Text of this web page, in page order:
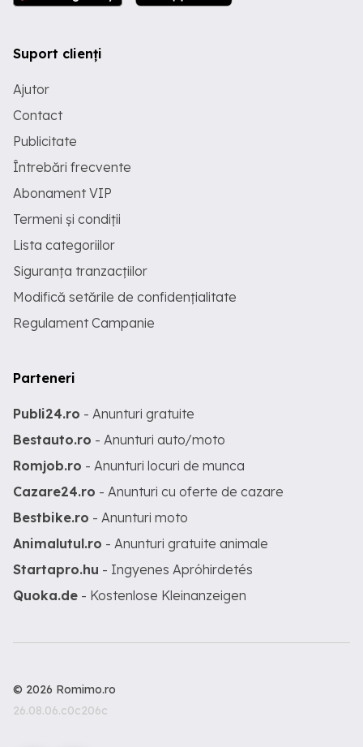
Suport clienți
Ajutor
Contact
Publicitate
Întrebări frecvente
Abonament VIP
Termeni și condiții
Lista categoriilor
Siguranța tranzacțiilor
Modifică setările de confidențialitate
Regulament Campanie
Parteneri
Publi24.ro - Anunturi gratuite
Bestauto.ro - Anunturi auto/moto
Romjob.ro - Anunturi locuri de munca
Cazare24.ro - Anunturi cu oferte de cazare
Bestbike.ro - Anunturi moto
Animalutul.ro - Anunturi gratuite animale
Startapro.hu - Ingyenes Apróhirdetés
Quoka.de - Kostenlose Kleinanzeigen
© 2026 Romimo.ro
26.08.06.c0c206c